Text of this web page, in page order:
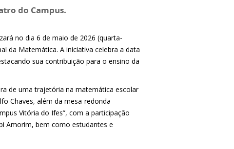
do Campus.
no dia 6 de maio de 2026 (quarta-
da Matemática. A iniciativa celebra a data
sua contribuição para o ensino da
de uma trajetória na matemática escolar
Chaves, além da mesa-redonda
Vitória do Ifes”, com a participação
Amorim, bem como estudantes e